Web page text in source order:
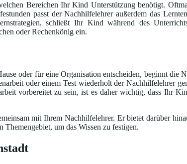
Bereichen Ihr Kind Unterstützung benötigt.
passt der Nachhilfelehrer außerdem das
schließt Ihr Kind während des
oder Rechenkönig ein.
oder für eine Organisation entscheiden, beginnt die
oder einem Test wiederholt der Nachhilfelehrer
vorbereitet zu sein, ist es daher wichtig, dass Ihr
mit Ihrem Nachhilfelehrer. Er bietet darüber
um das Wissen zu festigen.